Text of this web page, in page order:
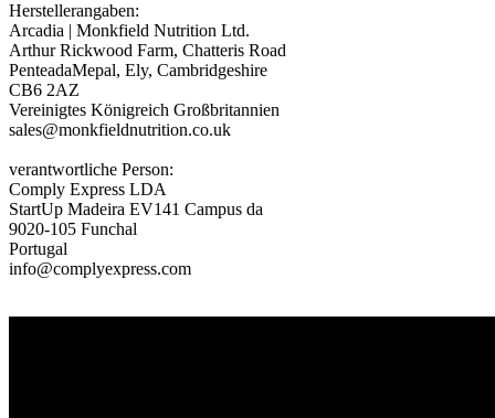
Herstellerangaben:
Arcadia | Monkfield Nutrition Ltd.
Arthur Rickwood Farm, Chatteris Road
PenteadaMepal, Ely, Cambridgeshire
CB6 2AZ
Vereinigtes Königreich Großbritannien
sales@monkfieldnutrition.co.uk
verantwortliche Person:
Comply Express LDA
StartUp Madeira EV141 Campus da
9020-105 Funchal
Portugal
info@complyexpress.com